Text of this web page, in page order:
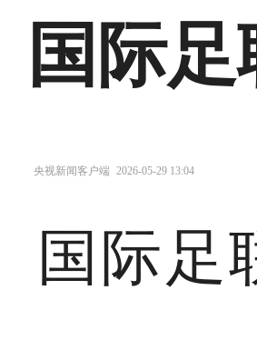
国际
央视新闻客户端 2026-05-29 13:04
国际足